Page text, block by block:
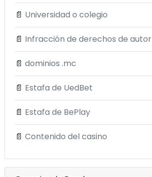
📄 Universidad o colegio
📄 Infracción de derechos de autor
📄 dominios .mc
📄 Estafa de UedBet
📄 Estafa de BePlay
📄 Contenido del casino